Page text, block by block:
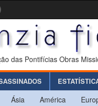
das Pontifícias Obras
Ásia América